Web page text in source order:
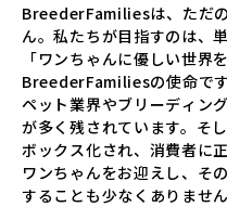
BreederFamiliesは、ただ
ん。私たちが目指すのは、
「ワンちゃんに優しい世
BreederFamiliesの使命です
ペット業界やブリーディン
が多く残されています。そ
ボックス化され、消費者に
ワンちゃんをお迎えし、そ
することも少なくありませ